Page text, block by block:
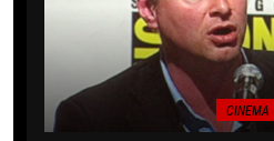
CINEMA